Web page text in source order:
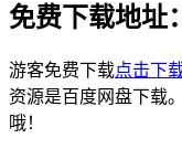
免费下载地址：
游客免费下载点击下
资源是百度网盘下载
哦！